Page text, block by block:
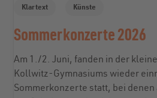
Klartext Künste
Sommerkonzerte 2026
Am 1./2. Juni, fanden in der
Kollwitz-Gymnasiums wieder
Sommerkonzerte statt, bei